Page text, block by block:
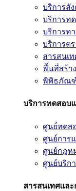
บริการสั
บริการท
บริการท
บริการต
สารสนเ
พื้นที่สร้า
พิพิธภัณ
บริการทดสอบ
ศูนย์ทดส
ศูนย์การ
ศูนย์กฎห
ศูนย์บริก
สารสนเทศแล